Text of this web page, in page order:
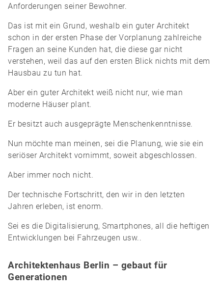
Anforderungen seiner Bewohner.
Das ist mit ein Grund, weshalb ein guter Architekt
schon in der ersten Phase der Vorplanung zahlreiche
Fragen an seine Kunden hat, die diese gar nicht
verstehen, weil das auf den ersten Blick nichts mit dem
Hausbau zu tun hat.
Aber ein guter Architekt weiß nicht nur, wie man
moderne Häuser plant.
Er besitzt auch ausgeprägte Menschenkenntnisse.
Nun möchte man meinen, sei die Planung, wie sie ein
seriöser Architekt vornimmt, soweit abgeschlossen.
Aber immer noch nicht.
Der technische Fortschritt, den wir in den letzten
Jahren erleben, ist enorm.
Sei es die Digitalisierung, Smartphones, all die heftigen
Entwicklungen bei Fahrzeugen usw..
Architektenhaus Berlin – gebaut für
Generationen